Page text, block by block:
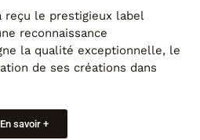
reçu le prestigieux label
reconnaissance
la qualité exceptionnelle, le
de ses créations dans
En savoir +